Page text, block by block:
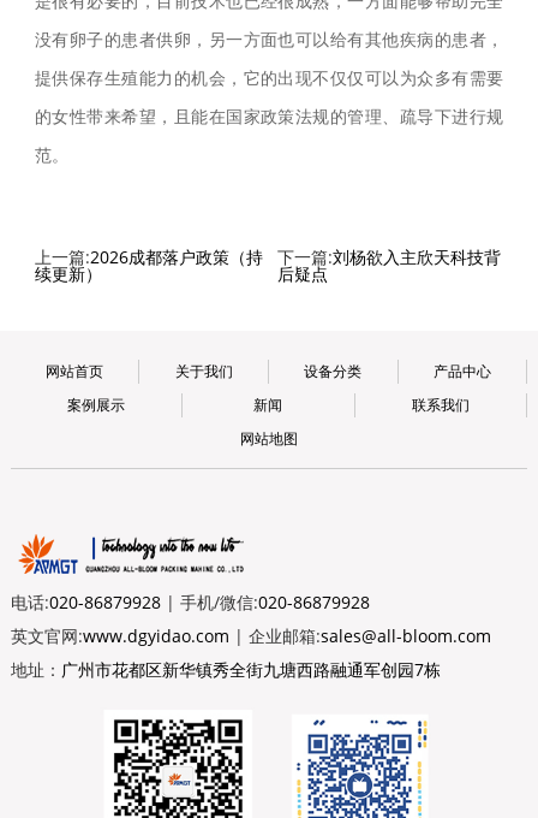
没有卵子的患者供卵，另一方面也可以给有其他疾病的患者，
提供保存生殖能力的机会，它的出现不仅仅可以为众多有需要
的女性带来希望，且能在国家政策法规的管理、疏导下进行规
范。
上一篇:2026成都落户政策（持
续更新）
下一篇:刘杨欲入主欣天科技背
后疑点
网站首页 关于我们 设备分类
产品中心
案例展示
新闻
联系我们
网站地图
电话:020-86879928| 手机/微信:020-86879928
英文官网:www.dgyidao.com | 企业邮箱:sales@all-bloom.com
地址： 广州市花都区新华镇秀全街九塘西路融通军创园7栋